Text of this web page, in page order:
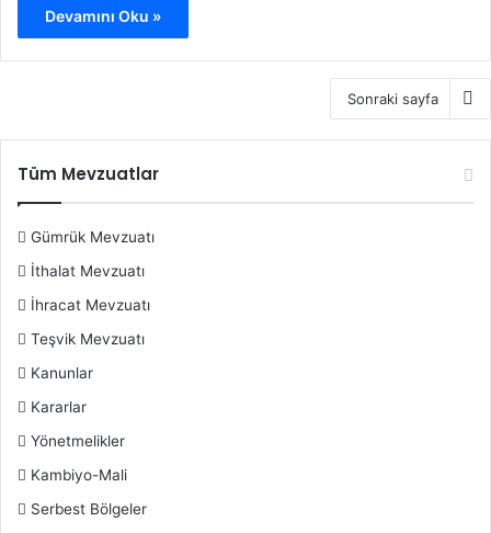
Devamını Oku »
Sonraki sayfa
Tüm Mevzuatlar
Gümrük Mevzuatı
İthalat Mevzuatı
İhracat Mevzuatı
Teşvik Mevzuatı
Kanunlar
Kararlar
Yönetmelikler
Kambiyo-Mali
Serbest Bölgeler